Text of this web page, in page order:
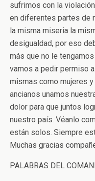
sufrimos con la
en diferentes partes de
la misma miseria la
desigualdad, por eso
más que no le
vamos a pedir permiso
mismas como mujeres
ancianos unamos
dolor para que juntos
nuestro país. Véanlo
están solos. Siempre
Muchas gracias
PALABRAS DEL